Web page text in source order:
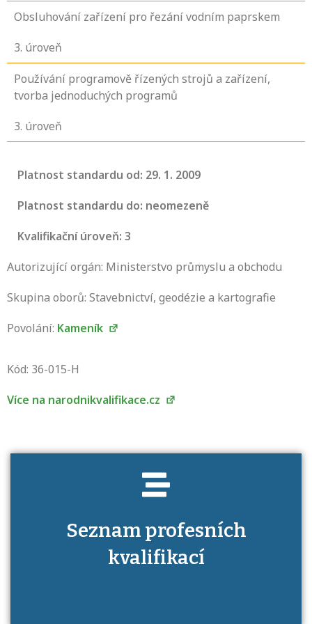
Obsluhování zařízení pro řezání vodním paprskem
3. úroveň
Používání programově řízených strojů a zařízení,
tvorba jednoduchých programů
3. úroveň
Platnost standardu od: 29. 1. 2009
Platnost standardu do: neomezeně
Kvalifikační úroveň: 3
Autorizující orgán: Ministerstvo průmyslu a obchodu
Skupina oborů: Stavebnictví, geodézie a kartografie
Povolání: Kameník
Kód: 36-015-H
Více na narodnikvalifikace.cz
Seznam profesních
kvalifikací
Víte, jaké dovednosti musíte pro danou